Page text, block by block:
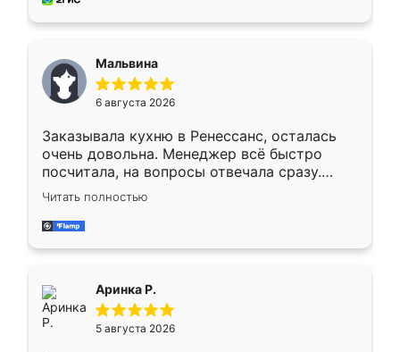
Мальвина
6 августа 2026
Заказывала кухню в Ренессанс, осталась
очень довольна. Менеджер всё быстро
посчитала, на вопросы отвечала сразу.
Замерщик приехал в субботу, подошёл к
делу со всей ответственностью. Собрали
за день, ребята работали аккуратно, даже
Читать полностью
Аринка Р.
5 августа 2026